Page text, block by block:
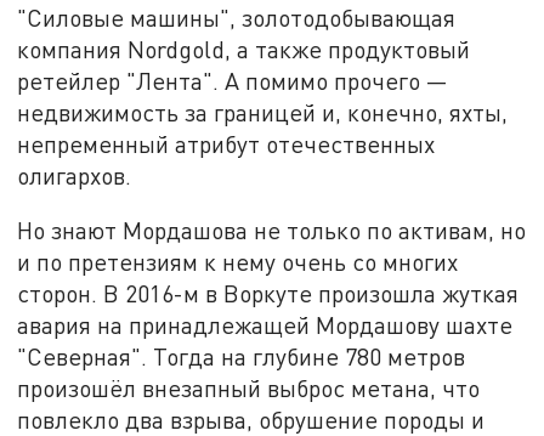
"Силовые машины", золотодобывающая
компания Nordgold, а также продуктовый
ретейлер "Лента". А помимо прочего —
недвижимость за границей и, конечно, яхты,
непременный атрибут отечественных
олигархов.
Но знают Мордашова не только по активам, но
и по претензиям к нему очень со многих
сторон. В 2016-м в Воркуте произошла жуткая
авария на принадлежащей Мордашову шахте
"Северная". Тогда на глубине 780 метров
произошёл внезапный выброс метана, что
повлекло два взрыва, обрушение породы и